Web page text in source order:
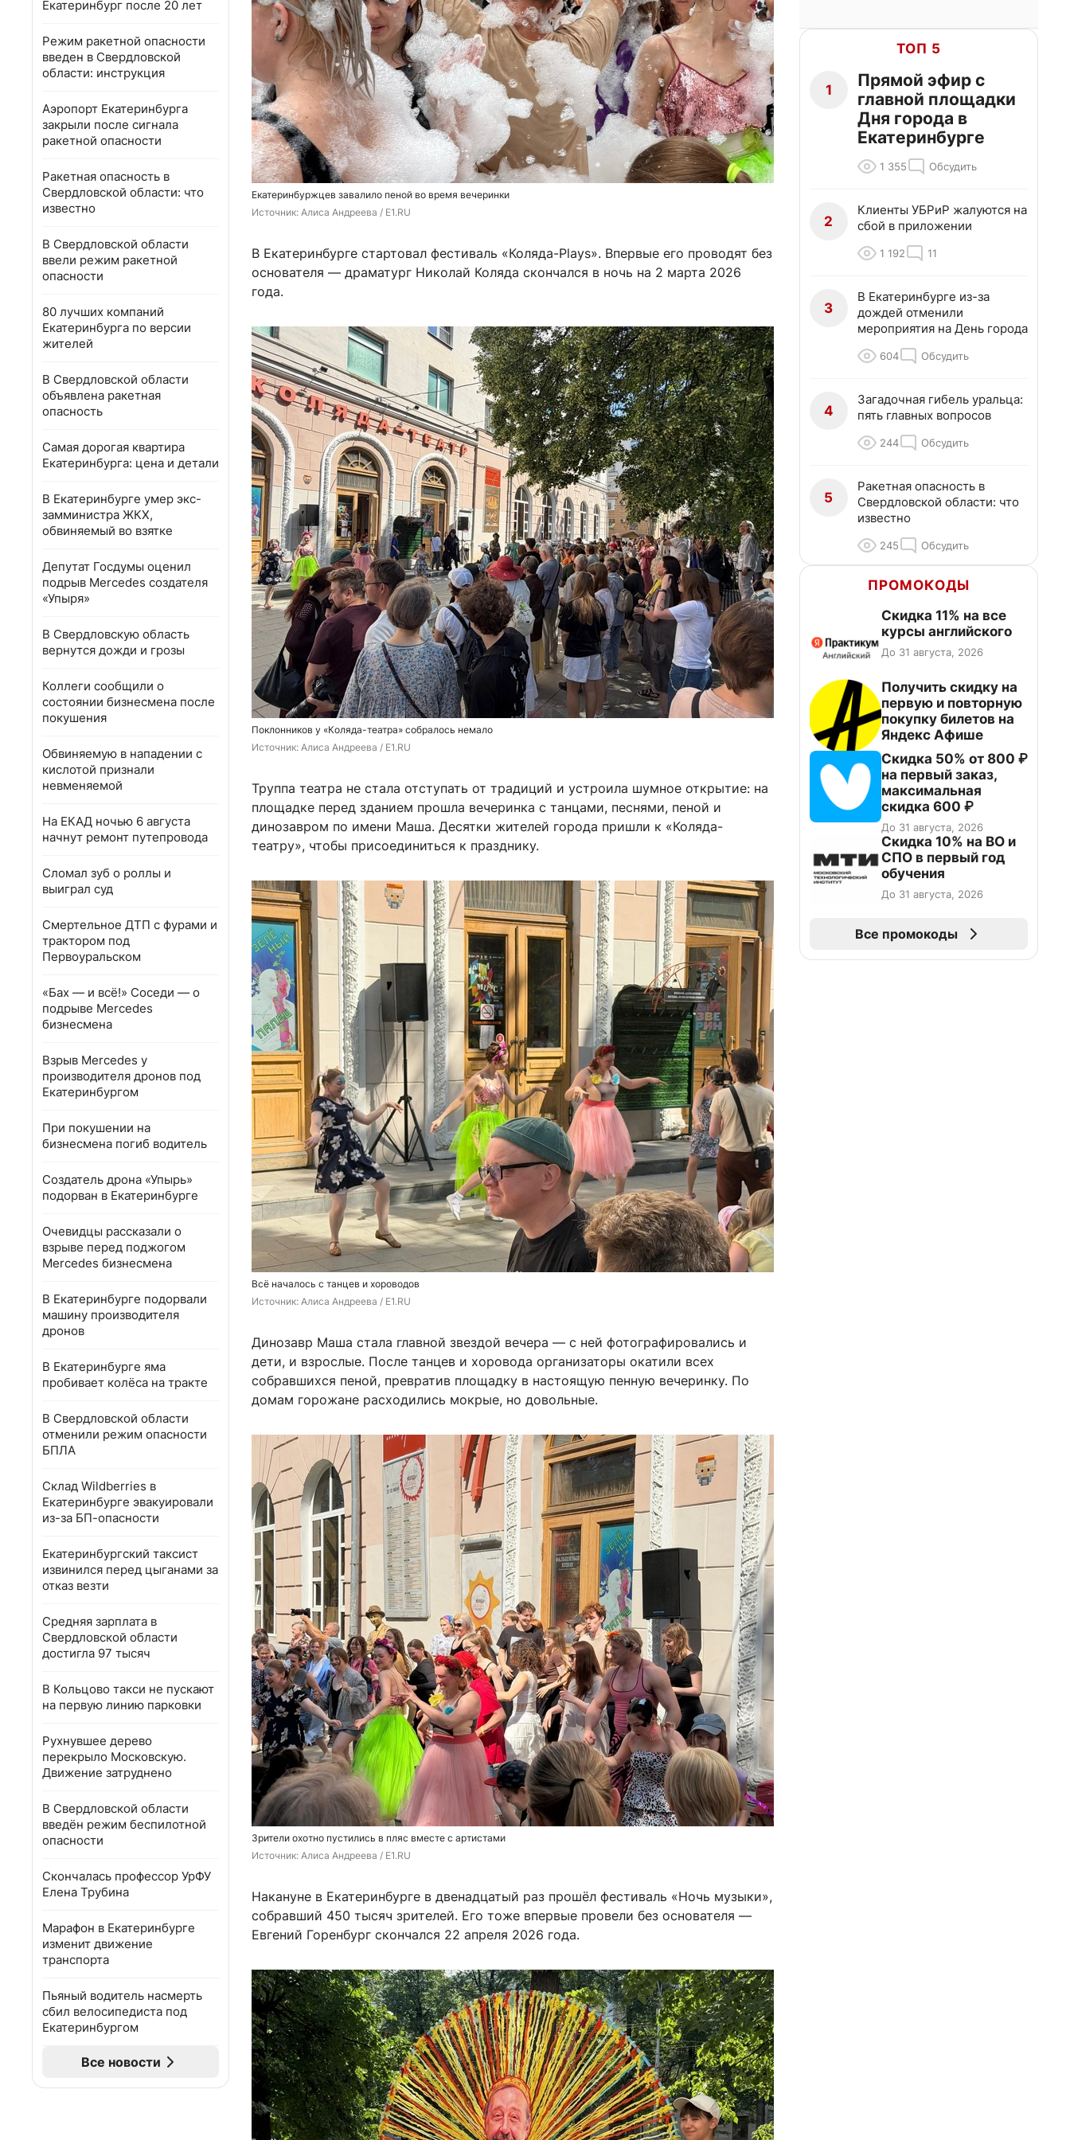
Екатеринбург после 20 лет
Режим ракетной опасности
введен в Свердловской
области: инструкция
Аэропорт Екатеринбурга
закрыли после сигнала
ракетной опасности
Ракетная опасность в
Свердловской области: что
известно
В Свердловской области
ввели режим ракетной
опасности
80 лучших компаний
Екатеринбурга по версии
жителей
В Свердловской области
объявлена ракетная
опасность
Самая дорогая квартира
Екатеринбурга: цена и детали
В Екатеринбурге умер экс-
замминистра ЖКХ,
обвиняемый во взятке
Депутат Госдумы оценил
подрыв Mercedes создателя
«Упыря»
В Свердловскую область
вернутся дожди и грозы
Коллеги сообщили о
состоянии бизнесмена после
покушения
Обвиняемую в нападении с
кислотой признали
невменяемой
На ЕКАД ночью 6 августа
начнут ремонт путепровода
Сломал зуб о роллы и
выиграл суд
Смертельное ДТП с фурами и
трактором под
Первоуральском
«Бах — и всё!» Соседи — о
подрыве Mercedes
бизнесмена
Взрыв Mercedes у
производителя дронов под
Екатеринбургом
При покушении на
бизнесмена погиб водитель
Создатель дрона «Упырь»
подорван в Екатеринбурге
Очевидцы рассказали о
взрыве перед поджогом
Mercedes бизнесмена
В Екатеринбурге подорвали
машину производителя
дронов
В Екатеринбурге яма
пробивает колёса на тракте
В Свердловской области
отменили режим опасности
БПЛА
Склад Wildberries в
Екатеринбурге эвакуировали
из-за БП-опасности
Екатеринбургский таксист
извинился перед цыганами за
отказ везти
Средняя зарплата в
Свердловской области
достигла 97 тысяч
В Кольцово такси не пускают
на первую линию парковки
Рухнувшее дерево
перекрыло Московскую.
Движение затруднено
В Свердловской области
введён режим беспилотной
опасности
Скончалась профессор УрФУ
Елена Трубина
Марафон в Екатеринбурге
изменит движение
транспорта
Пьяный водитель насмерть
сбил велосипедиста под
Екатеринбургом
Все новости
Екатеринбуржцев завалило пеной во время вечеринки
Источник: Алиса Андреева / E1.RU
В Екатеринбурге стартовал фестиваль «Коляда-Plays». Впервые его проводят без
основателя — драматург Николай Коляда скончался в ночь на 2 марта 2026
года.
Поклонников у «Коляда-театра» собралось немало
Источник: Алиса Андреева / E1.RU
Труппа театра не стала отступать от традиций и устроила шумное открытие: на
площадке перед зданием прошла вечеринка с танцами, песнями, пеной и
динозавром по имени Маша. Десятки жителей города пришли к «Коляда-
театру», чтобы присоединиться к празднику.
Всё началось с танцев и хороводов
Источник: Алиса Андреева / E1.RU
Динозавр Маша стала главной звездой вечера — с ней фотографировались и
дети, и взрослые. После танцев и хоровода организаторы окатили всех
собравшихся пеной, превратив площадку в настоящую пенную вечеринку. По
домам горожане расходились мокрые, но довольные.
Зрители охотно пустились в пляс вместе с артистами
Источник: Алиса Андреева / E1.RU
Накануне в Екатеринбурге в двенадцатый раз прошёл фестиваль «Ночь музыки»,
собравший 450 тысяч зрителей. Его тоже впервые провели без основателя —
Евгений Горенбург скончался 22 апреля 2026 года.
ТОП 5
1
Прямой эфир с
главной площадки
Дня города в
Екатеринбурге
1 355 Обсудить
2
Клиенты УБРиР жалуются на
сбой в приложении
1 192 11
3
В Екатеринбурге из-за
дождей отменили
мероприятия на День города
604 Обсудить
4
Загадочная гибель уральца:
пять главных вопросов
244 Обсудить
5
Ракетная опасность в
Свердловской области: что
известно
245 Обсудить
ПРОМОКОДЫ
Скидка 11% на все
курсы английского
До 31 августа, 2026
Получить скидку на
первую и повторную
покупку билетов на
Яндекс Афише
Скидка 50% от 800 ₽
на первый заказ,
максимальная
скидка 600 ₽
До 31 августа, 2026
Скидка 10% на ВО и
СПО в первый год
обучения
До 31 августа, 2026
Все промокоды